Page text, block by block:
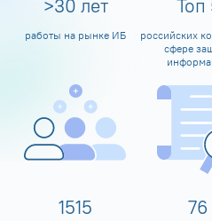
>30 лет
работы на рынке ИБ
Топ
российских
сфере
1600 80